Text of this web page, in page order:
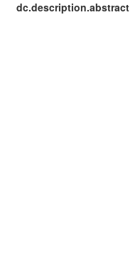
dc.description.abstract